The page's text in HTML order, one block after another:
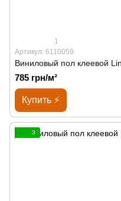
1
Артикул: 6110059
Виниловый пол клеевой
785 грн/м²
Купить ⚡
3